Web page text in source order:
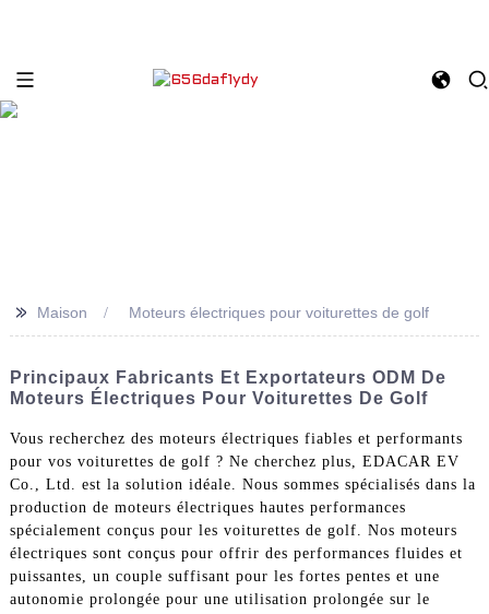
>> Maison Moteurs électriques pour voiturettes de golf
Principaux Fabricants Et Exportateurs ODM De
Moteurs Électriques Pour Voiturettes De Golf
Vous recherchez des moteurs électriques fiables et performants
pour vos voiturettes de golf ? Ne cherchez plus, EDACAR EV
Co., Ltd. est la solution idéale. Nous sommes spécialisés dans la
production de moteurs électriques hautes performances
spécialement conçus pour les voiturettes de golf. Nos moteurs
électriques sont conçus pour offrir des performances fluides et
puissantes, un couple suffisant pour les fortes pentes et une
autonomie prolongée pour une utilisation prolongée sur le